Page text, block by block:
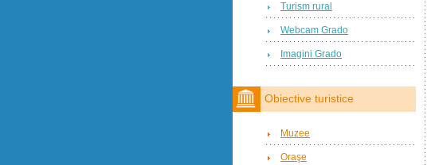
Turism rural
Webcam Grado
Imagini Grado
Obiective turistice
Muzee
Oraşe